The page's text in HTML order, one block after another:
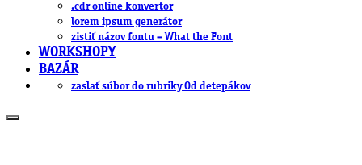
.cdr online konvertor
lorem ipsum generátor
zistiť názov fontu – What the Font
WORKSHOPY
BAZÁR
zaslať súbor do rubriky Od detepákov